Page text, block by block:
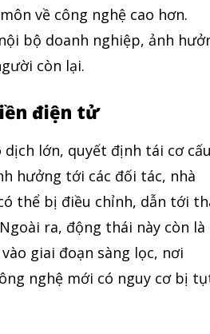
về công nghệ cao hơn.
bộ doanh nghiệp, ảnh
còn lại.
điện tử
lớn, quyết định tái cơ cấu
hưởng tới các đối tác, nhà
thể bị điều chỉnh, dẫn tới
ra, động thái này còn là
giai đoạn sàng lọc, nơi
nghệ mới có nguy cơ bị